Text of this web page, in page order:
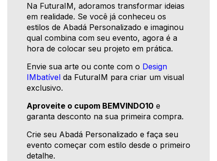
Na FuturaIM, adoramos transformar ideias
em realidade. Se você já conheceu os
estilos de Abadá Personalizado e imaginou
qual combina com seu evento, agora é a
hora de colocar seu projeto em prática.
Envie sua arte ou conte com o Design
IMbatível da FuturaIM para criar um visual
exclusivo.
Aproveite o cupom BEMVINDO10 e
garanta desconto na sua primeira compra.
Crie seu Abadá Personalizado e faça seu
evento começar com estilo desde o primeiro
detalhe.